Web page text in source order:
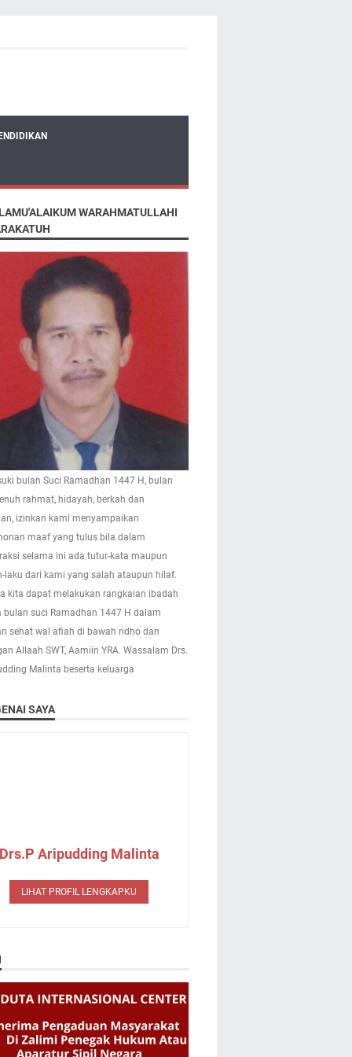
WARAHMATULLAHI
bulan Suci Ramadhan 1447 H, bulan
rahmat, hidayah, berkah dan
izinkan kami menyampaikan
maaf yang tulus bila dalam
selama ini ada tutur-kata maupun
laku dari kami yang salah ataupun hilaf.
kita dapat melakukan rangkaian ibadah
bulan suci Ramadhan 1447 H dalam
sehat wal afiah di bawah ridho dan
Allaah SWT, Aamiin YRA. Wassalam Drs.
Malinta beserta keluarga
SAYA
Aripudding Malinta
LIHAT PROFIL LENGKAPKU